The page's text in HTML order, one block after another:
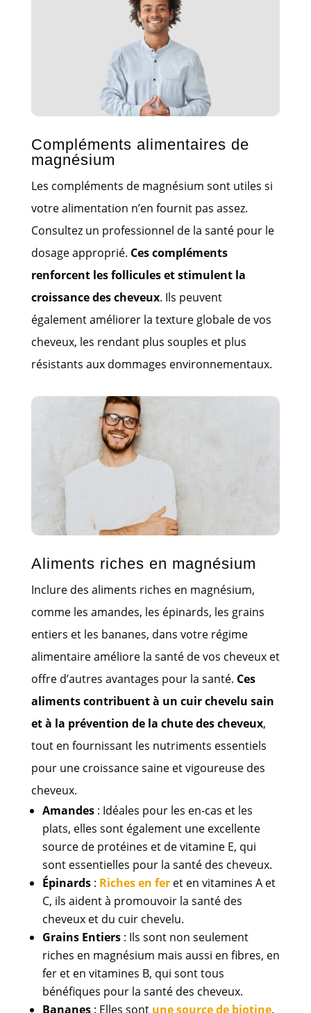
Compléments alimentaires de
magnésium
Les compléments de magnésium sont utiles si
votre alimentation n’en fournit pas assez.
Consultez un professionnel de la santé pour le
dosage approprié. Ces compléments
renforcent les follicules et stimulent la
croissance des cheveux. Ils peuvent
également améliorer la texture globale de vos
cheveux, les rendant plus souples et plus
résistants aux dommages environnementaux.
Aliments riches en magnésium
Inclure des aliments riches en magnésium,
comme les amandes, les épinards, les grains
entiers et les bananes, dans votre régime
alimentaire améliore la santé de vos cheveux et
offre d’autres avantages pour la santé. Ces
aliments contribuent à un cuir chevelu sain
et à la prévention de la chute des cheveux,
tout en fournissant les nutriments essentiels
pour une croissance saine et vigoureuse des
cheveux.
Amandes: Idéales pour les en-cas et les
plats, elles sont également une excellente
source de protéines et de vitamine E, qui
sont essentielles pour la santé des cheveux.
Épinards: Riches en feret en vitamines A et
C, ils aident à promouvoir la santé des
cheveux et du cuir chevelu.
Grains Entiers: Ils sont non seulement
riches en magnésium mais aussi en fibres, en
fer et en vitamines B, qui sont tous
bénéfiques pour la santé des cheveux.
Bananes: Elles sont une source de biotine,